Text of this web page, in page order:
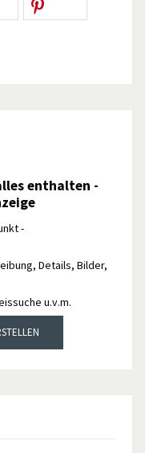
enthalten -
-
Details, Bilder,
u.v.m.